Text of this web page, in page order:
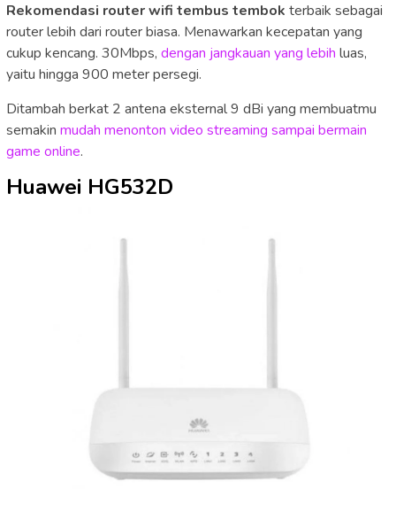
Rekomendasi router wifi tembus tembok terbaik sebagai
router lebih dari router biasa. Menawarkan kecepatan yang
cukup kencang. 30Mbps, dengan jangkauan yang lebih luas,
yaitu hingga 900 meter persegi.
Ditambah berkat 2 antena eksternal 9 dBi yang membuatmu
semakin mudah menonton video streaming sampai bermain
game online.
Huawei HG532D